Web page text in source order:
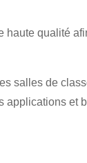
qualité
salles de
applications et